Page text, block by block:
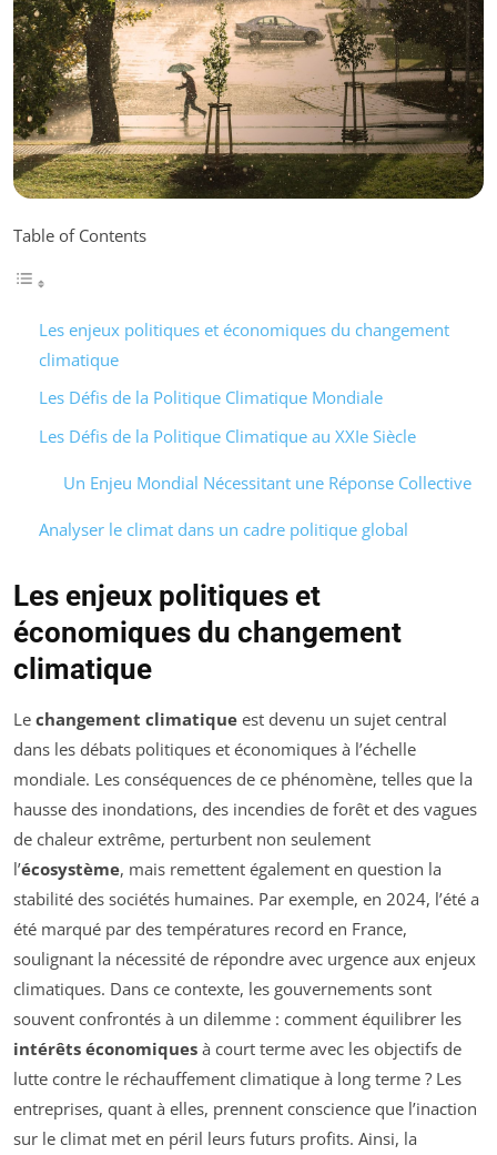
Table of Contents
Les enjeux politiques et économiques du changement
climatique
Les Défis de la Politique Climatique Mondiale
Les Défis de la Politique Climatique au XXIe Siècle
Un Enjeu Mondial Nécessitant une Réponse Collective
Analyser le climat dans un cadre politique global
Les enjeux politiques et
économiques du changement
climatique
Le changement climatique est devenu un sujet central
dans les débats politiques et économiques à l’échelle
mondiale. Les conséquences de ce phénomène, telles que la
hausse des inondations, des incendies de forêt et des vagues
de chaleur extrême, perturbent non seulement
l’écosystème, mais remettent également en question la
stabilité des sociétés humaines. Par exemple, en 2024, l’été a
été marqué par des températures record en France,
soulignant la nécessité de répondre avec urgence aux enjeux
climatiques. Dans ce contexte, les gouvernements sont
souvent confrontés à un dilemme : comment équilibrer les
intérêts économiques à court terme avec les objectifs de
lutte contre le réchauffement climatique à long terme ? Les
entreprises, quant à elles, prennent conscience que l’inaction
sur le climat met en péril leurs futurs profits. Ainsi, la